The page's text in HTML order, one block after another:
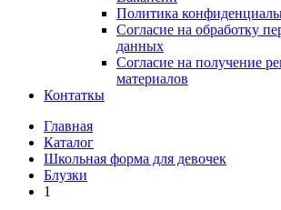
Политика
Согласие на обработку
данных
Согласие на получение
материалов
Контаткы
Главная
Каталог
Школьная форма для девочек
Блузки
1